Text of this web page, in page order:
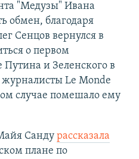
"Медузы" Ивана
обмен, благодаря
Сенцов вернулся в
о первом
Путина и Зеленского в
Le Monde
случае помешало ему
Санду рассказала
плане по